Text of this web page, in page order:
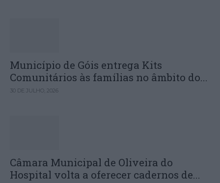
Município de Góis entrega Kits
Comunitários às famílias no âmbito do...
30 DE JULHO, 2026
Câmara Municipal de Oliveira do
Hospital volta a oferecer cadernos de...